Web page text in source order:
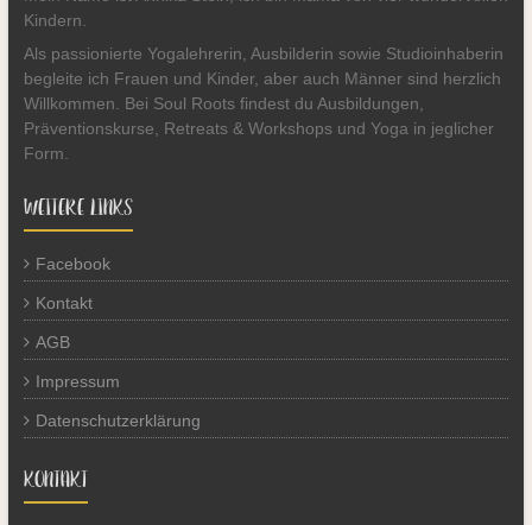
Kindern.
Als passionierte Yogalehrerin, Ausbilderin sowie Studioinhaberin
begleite ich Frauen und Kinder, aber auch Männer sind herzlich
Willkommen. Bei Soul Roots findest du Ausbildungen,
Präventionskurse, Retreats & Workshops und Yoga in jeglicher
Form.
WEITERE LINKS
Facebook
Kontakt
AGB
Impressum
Datenschutzerklärung
KONTAKT